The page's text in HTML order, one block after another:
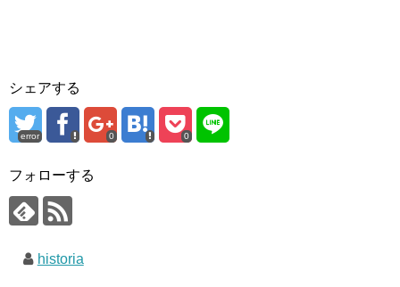
シェアする
error 0 0
フォローする
historia